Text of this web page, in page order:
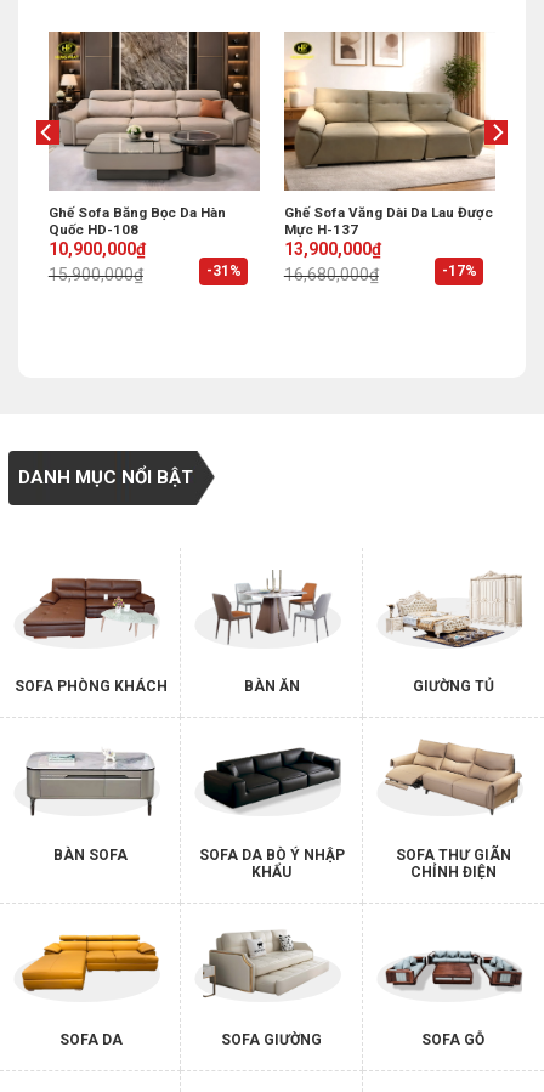
-31%
Ghế Sofa Băng Bọc Da Hàn
Quốc HD-108
15,900,000₫
Original
price
was:
10,900,000₫
Current
price
is:
-17%
Ghế Sofa Văng Dài Da Lau Được
Mực H-137
16,680,000₫
Original
price
was:
13,900,000₫
Current
price
is:
DANH MỤC NỔI BẬT
SOFA PHÒNG KHÁCH BÀN ĂN GIƯỜNG TỦ
BÀN SOFA
SOFA DA BÒ Ý NHẬP
KHẨU
SOFA THƯ GIÃN
CHỈNH ĐIỆN
SOFA DA SOFA GIƯỜNG SOFA GỖ